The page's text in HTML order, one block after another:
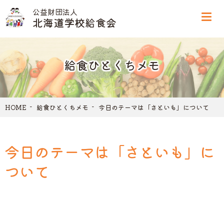
公益財団法人
北海道学校給食会
給食ひとくちメモ
HOME 給食ひとくちメモ 今日のテーマは「さといも」について
今日のテーマは「さといも」に
ついて